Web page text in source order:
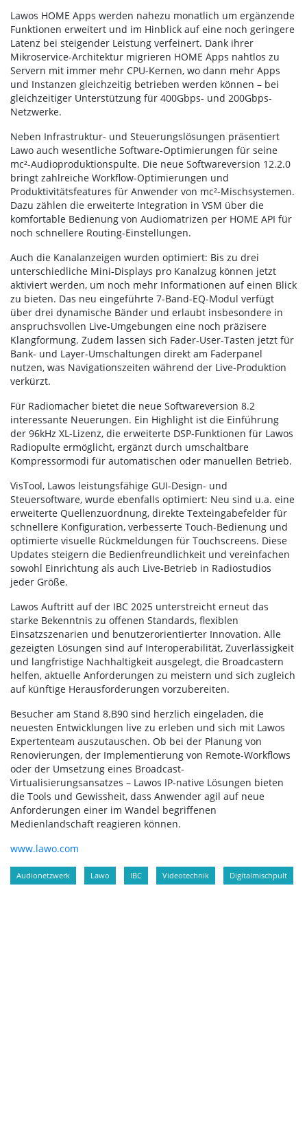
Lawos HOME Apps werden nahezu monatlich um ergänzende
Funktionen erweitert und im Hinblick auf eine noch geringere
Latenz bei steigender Leistung verfeinert. Dank ihrer
Mikroservice-Architektur migrieren HOME Apps nahtlos zu
Servern mit immer mehr CPU-Kernen, wo dann mehr Apps
und Instanzen gleichzeitig betrieben werden können – bei
gleichzeitiger Unterstützung für 400Gbps- und 200Gbps-
Netzwerke.
Neben Infrastruktur- und Steuerungslösungen präsentiert
Lawo auch wesentliche Software-Optimierungen für seine
mc²-Audioproduktionspulte. Die neue Softwareversion 12.2.0
bringt zahlreiche Workflow-Optimierungen und
Produktivitätsfeatures für Anwender von mc²-Mischsystemen.
Dazu zählen die erweiterte Integration in VSM über die
komfortable Bedienung von Audiomatrizen per HOME API für
noch schnellere Routing-Einstellungen.
Auch die Kanalanzeigen wurden optimiert: Bis zu drei
unterschiedliche Mini-Displays pro Kanalzug können jetzt
aktiviert werden, um noch mehr Informationen auf einen Blick
zu bieten. Das neu eingeführte 7-Band-EQ-Modul verfügt
über drei dynamische Bänder und erlaubt insbesondere in
anspruchsvollen Live-Umgebungen eine noch präzisere
Klangformung. Zudem lassen sich Fader-User-Tasten jetzt für
Bank- und Layer-Umschaltungen direkt am Faderpanel
nutzen, was Navigationszeiten während der Live-Produktion
verkürzt.
Für Radiomacher bietet die neue Softwareversion 8.2
interessante Neuerungen. Ein Highlight ist die Einführung
der 96kHz XL-Lizenz, die erweiterte DSP-Funktionen für Lawos
Radiopulte ermöglicht, ergänzt durch umschaltbare
Kompressormodi für automatischen oder manuellen Betrieb.
VisTool, Lawos leistungsfähige GUI-Design- und
Steuersoftware, wurde ebenfalls optimiert: Neu sind u.a. eine
erweiterte Quellenzuordnung, direkte Texteingabefelder für
schnellere Konfiguration, verbesserte Touch-Bedienung und
optimierte visuelle Rückmeldungen für Touchscreens. Diese
Updates steigern die Bedienfreundlichkeit und vereinfachen
sowohl Einrichtung als auch Live-Betrieb in Radiostudios
jeder Größe.
Lawos Auftritt auf der IBC 2025 unterstreicht erneut das
starke Bekenntnis zu offenen Standards, flexiblen
Einsatzszenarien und benutzerorientierter Innovation. Alle
gezeigten Lösungen sind auf Interoperabilität, Zuverlässigkeit
und langfristige Nachhaltigkeit ausgelegt, die Broadcastern
helfen, aktuelle Anforderungen zu meistern und sich zugleich
auf künftige Herausforderungen vorzubereiten.
Besucher am Stand 8.B90 sind herzlich eingeladen, die
neuesten Entwicklungen live zu erleben und sich mit Lawos
Expertenteam auszutauschen. Ob bei der Planung von
Renovierungen, der Implementierung von Remote-Workflows
oder der Umsetzung eines Broadcast-
Virtualisierungsansatzes – Lawos IP-native Lösungen bieten
die Tools und Gewissheit, dass Anwender agil auf neue
Anforderungen einer im Wandel begriffenen
Medienlandschaft reagieren können.
www.lawo.com
Audionetzwerk Lawo IBC Videotechnik Digitalmischpult